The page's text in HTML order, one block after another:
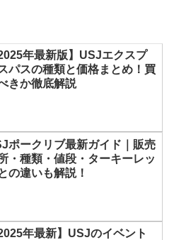
2025年最新版】USJエクスプ
パスの種類と価格まとめ！買
きか徹底解説
ポークリブ最新ガイド｜販売
・種類・値段・ターキーレッ
の違いも解説！
2025年最新】USJのイベント